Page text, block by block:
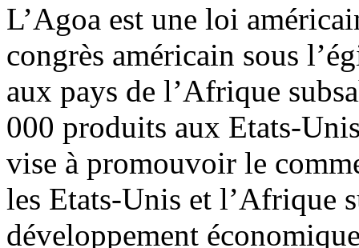
L’Agoa est une loi
congrès américain sous
aux pays de l’Afrique
000 produits aux Etats-
vise à promouvoir le
les Etats-Unis et l’Afrique
développement